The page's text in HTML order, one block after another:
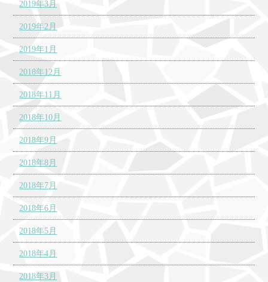
2019年3月
2019年2月
2019年1月
2018年12月
2018年11月
2018年10月
2018年9月
2018年8月
2018年7月
2018年6月
2018年5月
2018年4月
2018年3月